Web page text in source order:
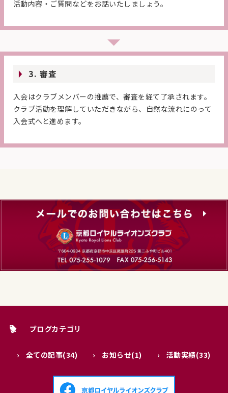
活動内容・ご質問などをお話いたしましょう。
3. 審査
入会はクラブメンバーの推薦で、審査を経て了承されます。
クラブ活動を理解していただきながら、自然な流れにのって
入会式へと進めます。
ブログカテゴリ
全ての記事(34) お知らせ(1) 活動実績(33)